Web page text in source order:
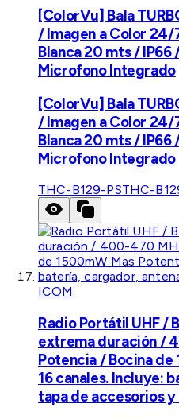
[ColorVu] Bala
/ Imagen a Color 24/
Blanca 20 mts /
Microfono Integrado
[ColorVu] Bala
/ Imagen a Color 24/
Blanca 20 mts /
Microfono Integrado
THC-B129-PSTHC-
ICOM
Radio Portátil UHF /
extrema duración /
Potencia / Bocina
16 canales. Incluye:
tapa de accesorios y